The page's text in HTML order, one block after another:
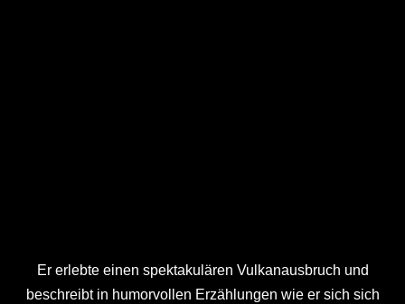
Er erlebte einen spektakulären Vulkanausbruch und
beschreibt in humorvollen Erzählungen wie er sich sich